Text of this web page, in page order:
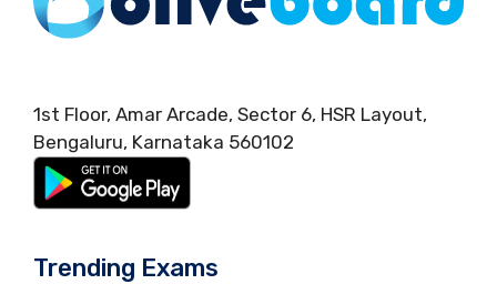
1st Floor, Amar Arcade, Sector 6, HSR Layout,
Bengaluru, Karnataka 560102
Trending Exams